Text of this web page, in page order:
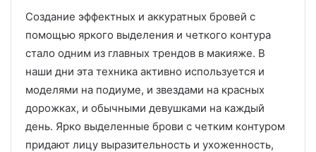
Создание эффектных и аккуратных бровей с
помощью яркого выделения и четкого контура
стало одним из главных трендов в макияже. В
наши дни эта техника активно используется и
моделями на подиуме, и звездами на красных
дорожках, и обычными девушками на каждый
день. Ярко выделенные брови с четким контуром
придают лицу выразительность и ухоженность,